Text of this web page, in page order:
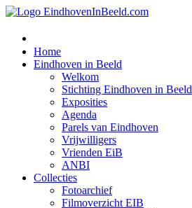
Home
Eindhoven in Beeld
Welkom
Stichting Eindhoven in Beeld
Exposities
Agenda
Parels van Eindhoven
Vrijwilligers
Vrienden EiB
ANBI
Collecties
Fotoarchief
Filmoverzicht EIB